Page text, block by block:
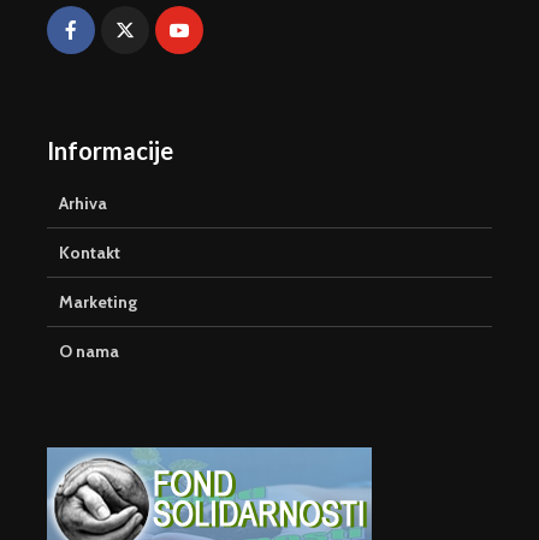
Informacije
Arhiva
Kontakt
Marketing
O nama